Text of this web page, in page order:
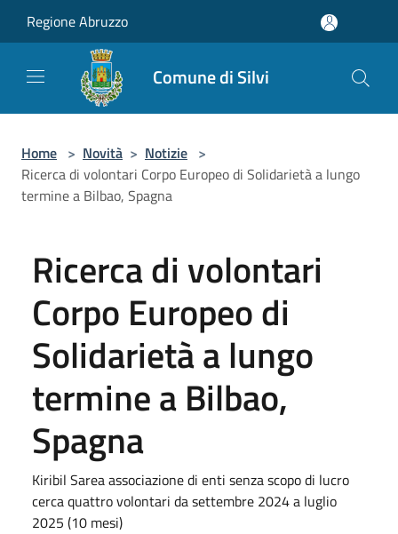
Regione Abruzzo
Comune di Silvi
Home > Novità > Notizie >
Ricerca di volontari Corpo Europeo di Solidarietà a lungo
termine a Bilbao, Spagna
Ricerca di volontari
Corpo Europeo di
Solidarietà a lungo
termine a Bilbao,
Spagna
Kiribil Sarea associazione di enti senza scopo di lucro
cerca quattro volontari da settembre 2024 a luglio
2025 (10 mesi)